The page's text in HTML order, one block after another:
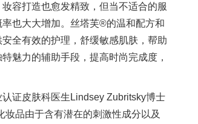
容打造也愈发精致，但当不适合的服
也大大增加。丝塔芙®的温和配方和
全有效的护理，舒缓敏感肌肤，帮助
魅力的辅助手段，提高时尚完成度，
证皮肤科医生Lindsey Zubritsky博士
妆品由于含有潜在的刺激性成分以及